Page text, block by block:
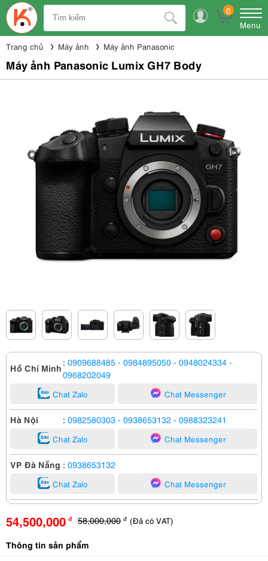
0
Menu
Trang chủ Máy ảnh Máy ảnh Panasonic
Máy ảnh Panasonic Lumix GH7 Body
Hồ Chí Minh : 0909688485 - 0984895050 - 0948024334 -
0968202049
Chat Zalo Chat Messenger
Hà Nội : 0982580303 - 0938653132 - 0988323241
Chat Zalo Chat Messenger
VP Đà Nẵng : 0938653132
Chat Zalo Chat Messenger
54,500,000 đ 58,000,000 đ (Đã có VAT)
Thông tin sản phẩm